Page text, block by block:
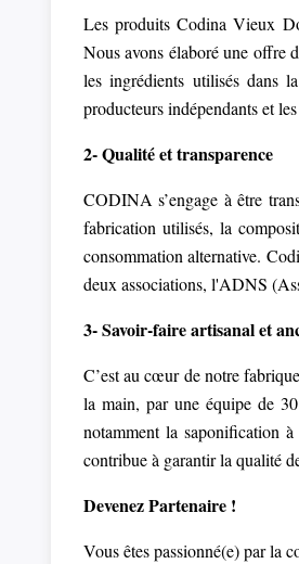
Les produits Codina Vieux
Nous avons élaboré une offre
les ingrédients utilisés dans
producteurs indépendants et
2- Qualité et transparence
CODINA s’engage à être
fabrication utilisés, la
consommation alternative.
deux associations, l'ADNS
3- Savoir-faire artisanal et
C’est au cœur de notre
la main, par une équipe de
notamment la saponification
contribue à garantir la qualité
Devenez Partenaire !
Vous êtes passionné(e) par la